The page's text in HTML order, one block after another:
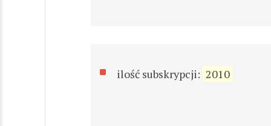
ilość subskrypcji: 2010